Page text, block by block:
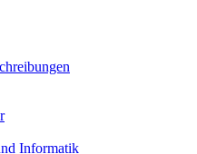
Informatik